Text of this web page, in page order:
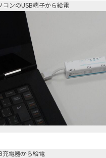
コンのUSB端子から給電
充電器から給電